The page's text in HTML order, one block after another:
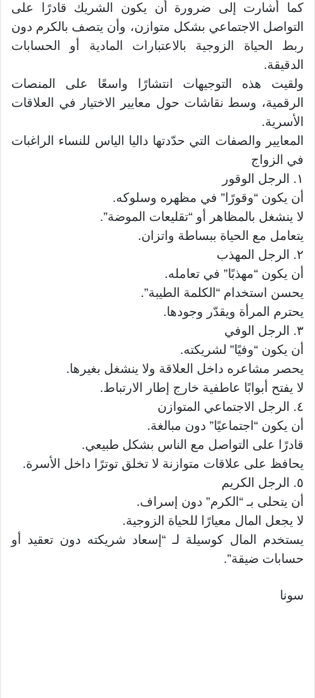
كما أشارت إلى ضرورة أن يكون الشريك قادرًا على
التواصل الاجتماعي بشكل متوازن، وأن يتصف بالكرم دون
ربط الحياة الزوجية بالاعتبارات المادية أو الحسابات
الدقيقة.
ولقيت هذه التوجيهات انتشارًا واسعًا على المنصات
الرقمية، وسط نقاشات حول معايير الاختيار في العلاقات
الأسرية.
المعايير والصفات التي حدّدتها داليا الياس للنساء الراغبات
في الزواج
١. الرجل الوقور
أن يكون “وقورًا” في مظهره وسلوكه.
لا ينشغل بالمظاهر أو “تقليعات الموضة”.
يتعامل مع الحياة ببساطة واتزان.
٢. الرجل المهذب
أن يكون “مهذبًا” في تعامله.
يحسن استخدام “الكلمة الطيبة”.
يحترم المرأة ويقدّر وجودها.
٣. الرجل الوفي
أن يكون “وفيًا” لشريكته.
يحصر مشاعره داخل العلاقة ولا ينشغل بغيرها.
لا يفتح أبوابًا عاطفية خارج إطار الارتباط.
٤. الرجل الاجتماعي المتوازن
أن يكون “اجتماعيًا” دون مبالغة.
قادرًا على التواصل مع الناس بشكل طبيعي.
يحافظ على علاقات متوازنة لا تخلق توترًا داخل الأسرة.
٥. الرجل الكريم
أن يتحلى بـ “الكرم” دون إسراف.
لا يجعل المال معيارًا للحياة الزوجية.
يستخدم المال كوسيلة لـ “إسعاد شريكته دون تعقيد أو
حسابات ضيقة”.
سونا